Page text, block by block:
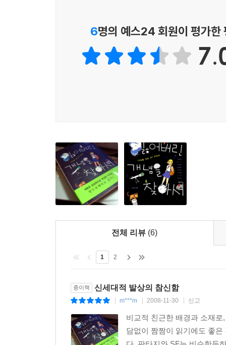
6명의 예스24 회원이 평가한
전체 리뷰 (6)
1 2
종이책 신세대적 발상의 참신함
m***m 2008-11-30 신고
비교적 친근한 배경과 소재
담없이 짬짬이 읽기에도 좋